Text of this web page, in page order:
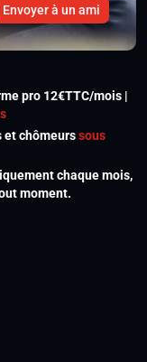
Envoyer à un ami
pro 12€TTC/mois |
chômeurssous
chaque mois,
moment.